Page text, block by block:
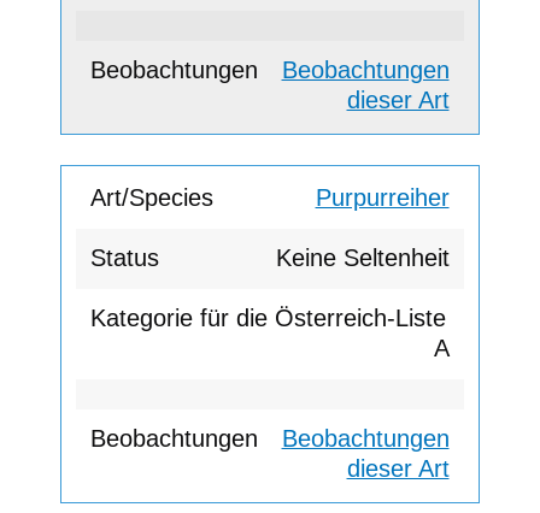
Beobachtungen
dieser Art
Purpurreiher
Keine Seltenheit
A
Beobachtungen
dieser Art